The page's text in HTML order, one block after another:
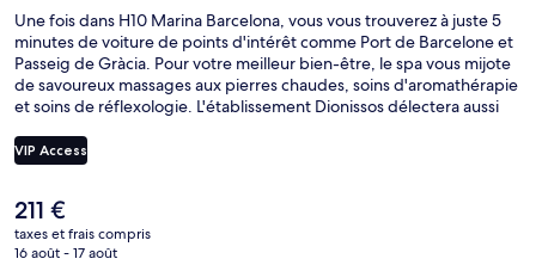
Une fois dans H10 Marina Barcelona, vous vous trouverez à juste 5
minutes de voiture de points d'intérêt comme Port de Barcelone et
Passeig de Gràcia. Pour votre meilleur bien-être, le spa vous mijote
de savoureux massages aux pierres chaudes, soins d'aromathérapie
et soins de réflexologie. L'établissement Dionissos délectera aussi
méditerranéenne. Parmi les autres petits avantages de cet
hébergement figurent 2 bars/lounges, une piscine extérieure et
générale remportent un vif succès auprès des autres voyageurs.
L'hébergement se situe à une très courte distance à pied des
transports publics : Station de métro Bogatell se trouve à 4 min et
VIP Access
Le
prix
actuel
211 €
taxes et frais compris
16 août - 17 août